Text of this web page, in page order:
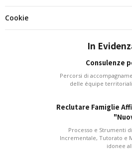
Cookie
In
Consulenze
Percorsi di
delle équipe
Reclutare Famiglie
Processo e Strumenti
Incrementale, Tutorato e
idonee